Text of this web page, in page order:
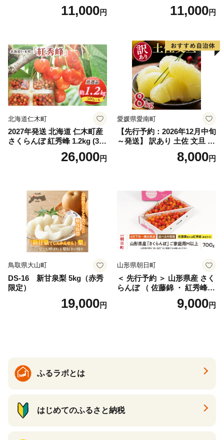
インマスカット1.2kg～1.3kg
（2房～3房）※沖縄・離島配
笛吹市 山梨県 フルーツ 果物
ぶどう 葡萄 大粒 シャインマ
スカット おすすめ シャイン
マスカット 贈答 ギフト 産地
笛吹市 シャインマスカット
笛吹 葡萄 国産 ぶどう 人気
国産 1.2kg 先行｜
11,000円
g (2L、3Lサイズ)【湯浅町】
11,000円
北海道仁木町
2027年発送 北海道 仁木町産
さくらんぼ 紅秀峰 1.2kg (300
g×4パック) Lサイズ以上 旬
桜桃 産地直送 サクランボ チ
26,000円
愛媛県愛南町
【先行予約：2026年12月中旬
～発送】 訳あり 土佐 文旦 8k
g (Mサイズ以上サイズミック
ス) 8000円 わけあり ぶんた
産 農家直送 期間限定 特産品
サイズミックス くらもとフ
ァーム 愛南町 愛媛県
8,000円
鳥取県大山町
DS-16 新甘泉梨 5kg（赤秀
限定）
19,000円
山形県朝日町
＜ 先行予約 ＞ 山形県産 さく
らんぼ （ 佐藤錦 ・ 紅秀峰
） ご家庭用 M以上 700g 【20
26年6月下旬から7月上旬発
9,000円
ふるラボとは
はじめてのふるさと納税